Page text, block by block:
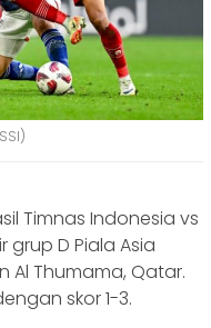
Timnas Indonesia vs
D Piala Asia
Al Thumama, Qatar.
skor 1-3.